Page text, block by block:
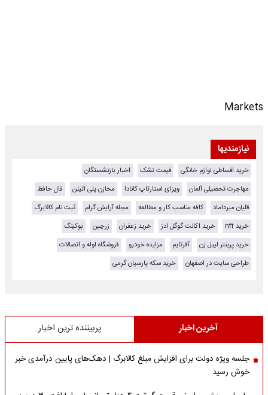
Markets
نیازمندیها
خرید اقساطی لوازم خانگی قیمت تشک
اخبار بازنشستگان
مهاجرت تحصیلی آلمان
ویزای استارتاپ کانادا مخازن پلی اتیلن
فال حافظ
قلیان میرداماد
کافه مناسب کار و مطالعه مجله آرایش گرام
ثبت نام کالابرگ
خرید nft
خرید اکانت گوگل ادز خرید زعفران زرچین
بوکینگ
خرید پرینتر لیبل زن
آفرتایم مزایده خودرو
فروشگاه لوله و اتصالات
طراحی سایت در اصفهان
خرید سکه پارسیان گرمی
آخرین اخبار پربیننده ترین اخبار
جلسه ویژه دولت برای افزایش مبلغ کالابرگ | دهک‌های پایین درآمدی خبر
خوش رسید